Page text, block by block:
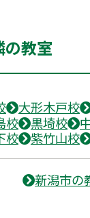
の教室
大形木戸校
校 黒埼校
校 紫竹山校
新潟市の